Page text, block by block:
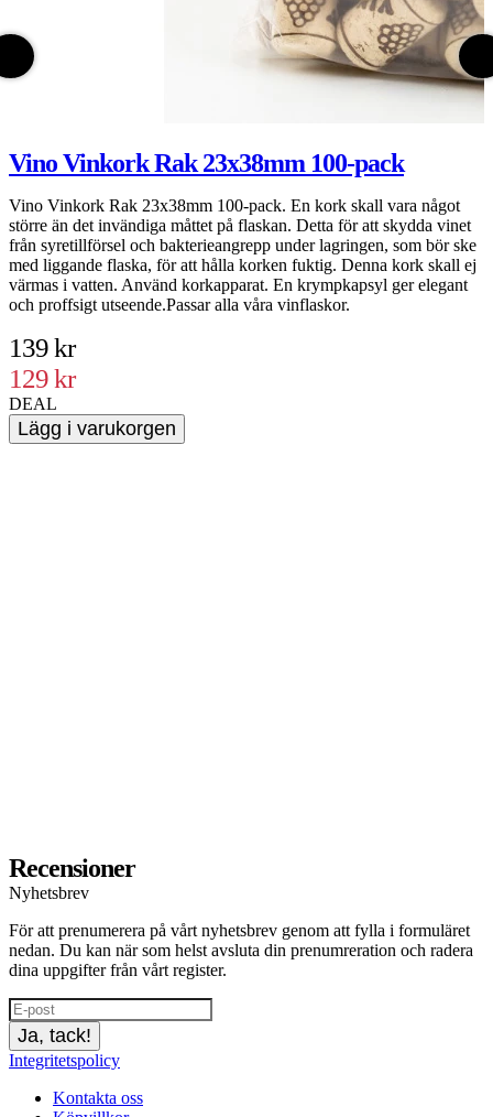
Vino Vinkork Rak 23x38mm 100-pack
Vino Vinkork Rak 23x38mm 100-pack. En kork skall vara något
större än det invändiga måttet på flaskan. Detta för att skydda vinet
från syretillförsel och bakterieangrepp under lagringen, som bör ske
med liggande flaska, för att hålla korken fuktig. Denna kork skall ej
värmas i vatten. Använd korkapparat. En krympkapsyl ger elegant
och proffsigt utseende.Passar alla våra vinflaskor.
139 kr
129 kr
DEAL
Lägg i varukorgen
Recensioner
Nyhetsbrev
För att prenumerera på vårt nyhetsbrev genom att fylla i formuläret
nedan. Du kan när som helst avsluta din prenumreration och radera
dina uppgifter från vårt register.
Ja, tack!
Integritetspolicy
Kontakta oss